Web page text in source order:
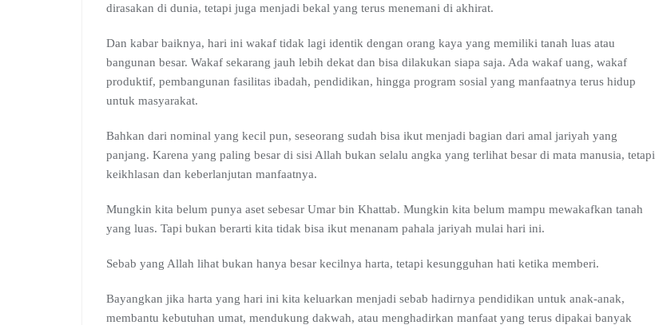
dirasakan di dunia, tetapi juga menjadi bekal yang terus menemani di akhirat.
Dan kabar baiknya, hari ini wakaf tidak lagi identik dengan orang kaya yang memiliki tanah luas atau
bangunan besar. Wakaf sekarang jauh lebih dekat dan bisa dilakukan siapa saja. Ada wakaf uang, wakaf
produktif, pembangunan fasilitas ibadah, pendidikan, hingga program sosial yang manfaatnya terus hidup
untuk masyarakat.
Bahkan dari nominal yang kecil pun, seseorang sudah bisa ikut menjadi bagian dari amal jariyah yang
panjang. Karena yang paling besar di sisi Allah bukan selalu angka yang terlihat besar di mata manusia, tetapi
keikhlasan dan keberlanjutan manfaatnya.
Mungkin kita belum punya aset sebesar Umar bin Khattab. Mungkin kita belum mampu mewakafkan tanah
yang luas. Tapi bukan berarti kita tidak bisa ikut menanam pahala jariyah mulai hari ini.
Sebab yang Allah lihat bukan hanya besar kecilnya harta, tetapi kesungguhan hati ketika memberi.
Bayangkan jika harta yang hari ini kita keluarkan menjadi sebab hadirnya pendidikan untuk anak-anak,
membantu kebutuhan umat, mendukung dakwah, atau menghadirkan manfaat yang terus dipakai banyak